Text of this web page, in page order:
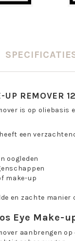
UP REMOVER
is op
een
oogleden
make-up
en zachte manier
Eye Make-
aanbrengen